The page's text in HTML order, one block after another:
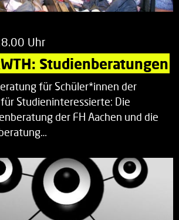
Uhr
Studienberatungen
für Schüler*innen der
Studieninteressierte: Die
der FH Aachen und die